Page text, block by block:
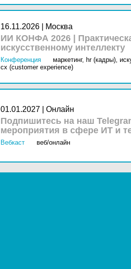
16.11.2026 | Москва
ИИ КОНФА 2026 |
искусственному интеллекту
Конференция маркетинг, hr (кадры),
cx (customer experience)
01.01.2027 | Онлайн
Подпишитесь на наш
мероприятия в сфере ИТ и
Вебкаст веб/онлайн